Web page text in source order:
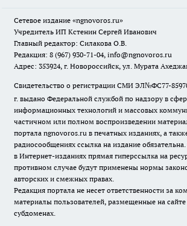
Сетевое издание «ngnovoros.ru»
Учредитель ИП Кстенин Сергей Иванович
Главный редактор: Силакова О.В.
Редакция: 8 (967) 930-71-04, info@ngnovoros.ru
Адрес: 353924, г. Новороссийск, ул. Мурата
Свидетельство о регистрации СМИ ЭЛ№ФС77-
г. выдано Федеральной службой по надзору в
информационных технологий и массовых
частичном или полном воспроизведении
портала ngnovoros.ru в печатных изданиях, а
радиосообщениях ссылка на издание
в Интернет-изданиях прямая гиперссылка на
противном случае будут применены нормы
авторских и смежных правах.
Редакция портала не несет ответственности за
материалы пользователей, размещенные на
субдоменах.